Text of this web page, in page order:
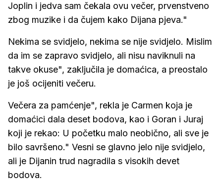
Joplin i jedva sam čekala ovu večer, prvenstveno
zbog muzike i da čujem kako Dijana pjeva."
Nekima se svidjelo, nekima se nije svidjelo. Mislim
da im se zapravo svidjelo, ali nisu naviknuli na
takve okuse", zaključila je domaćica, a preostalo
je još ocijeniti večeru.
Večera za pamćenje", rekla je Carmen koja je
domaćici dala deset bodova, kao i Goran i Juraj
koji je rekao: U početku malo neobično, ali sve je
bilo savršeno." Vesni se glavno jelo nije svidjelo,
ali je Dijanin trud nagradila s visokih devet
bodova.